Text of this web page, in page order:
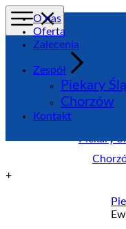
O nas
Oferta
Zalecenia
Zespół
Piekary
Chorzów
KontaktZadzwoń
Piekary
+